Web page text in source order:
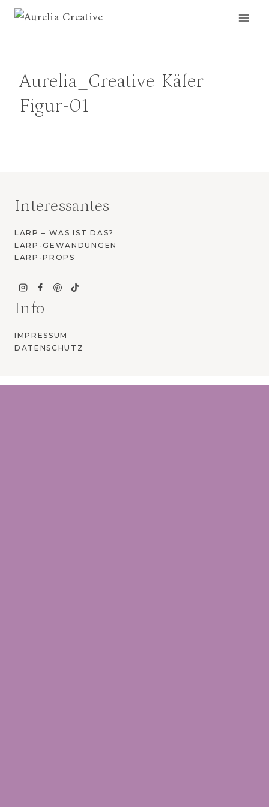
Zum
Aurelia_Creative-Käfer-
Figur-01
Interessantes
LARP – WAS IST DAS?
LARP-GEWANDUNGEN
LARP-PROPS
Info
IMPRESSUM
DATENSCHUTZ